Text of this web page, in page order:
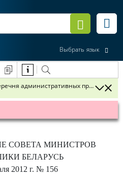
Выбрать язык
административных процедур,
СОВЕТА МИНИСТРОВ
БЕЛАРУСЬ
2012 г. № 156